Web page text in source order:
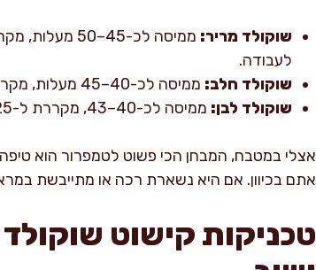
שוקולד מריר:
לעבודה.
שוקולד חלב: ממיסה לכ-40–45 מעלות, מקררת ל-26–27, ומחממת ל-29–30.
שוקולד לבן: ממיסה לכ-40–43, מקררת ל-25–26, ומחממת ל-28–29.
אצלי במטבח, המבחן הכי פשוט לטמפרור הוא
אתם בכיוון. אם היא נשארת רכה או מתייבשת
טכניקות קישוט